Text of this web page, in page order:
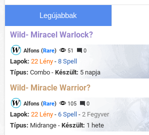
Legújabbak
Wild- Miracel Warlock?
Alfons (Rare) 51 0
Lapok: 22 Lény - 8 Spell
Típus: Combo - Készült: 5 napja
Wild- Miracle Warrior?
Alfons (Rare) 105 0
Lapok: 22 Lény - 6 Spell - 2 Fegyver
Típus: Midrange - Készült: 1 hete